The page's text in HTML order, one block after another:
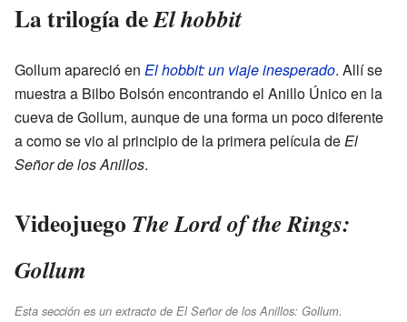
La trilogía deEl hobbit
Gollum apareció en El hobbit: un viaje inesperado. Allí se
muestra a Bilbo Bolsón encontrando el Anillo Único en la
cueva de Gollum, aunque de una forma un poco diferente
a como se vio al principio de la primera película deEl
Señor de los Anillos.
Videojuego The Lord of the Rings:
Gollum
Esta sección es un extracto de El Señor de los Anillos: Gollum.